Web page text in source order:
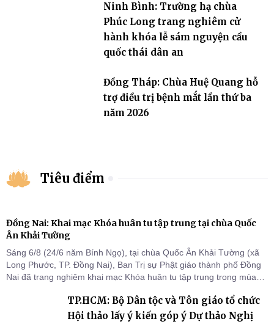
Ninh Bình: Trường hạ chùa
Phúc Long trang nghiêm cử
hành khóa lễ sám nguyện cầu
quốc thái dân an
Đồng Tháp: Chùa Huệ Quang hỗ
trợ điều trị bệnh mắt lần thứ ba
năm 2026
Tiêu điểm
Đồng Nai: Khai mạc Khóa huân tu tập trung tại chùa Quốc
Ân Khải Tường
Sáng 6/8 (24/6 năm Bính Ngọ), tại chùa Quốc Ân Khải Tường (xã
Long Phước, TP. Đồng Nai), Ban Trị sự Phật giáo thành phố Đồng
Nai đã trang nghiêm khai mạc Khóa huân tu tập trung trong mùa
chỗ khu vực VII, VIII và trường hạ chùa Quốc Ân Khải Tường.
TP.HCM: Bộ Dân tộc và Tôn giáo tổ chức
Hội thảo lấy ý kiến góp ý Dự thảo Nghị